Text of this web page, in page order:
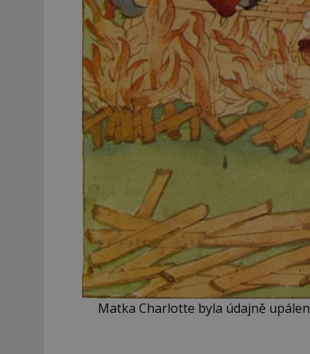
Matka Charlotte byla údajně